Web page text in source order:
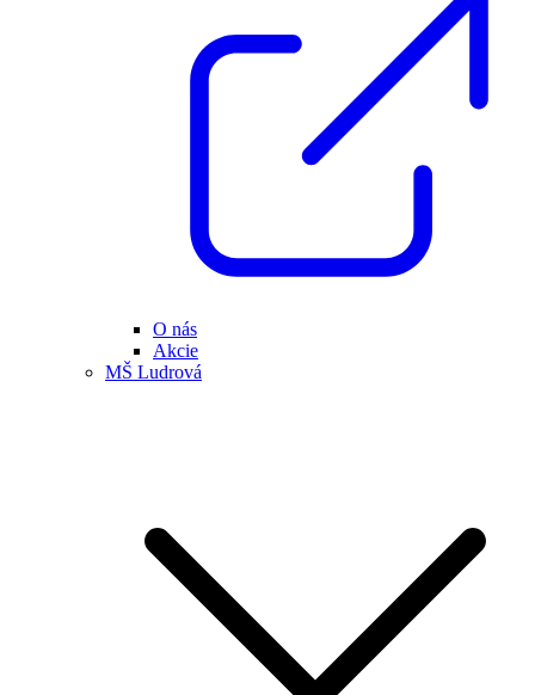
O nás
Akcie
MŠ Ludrová